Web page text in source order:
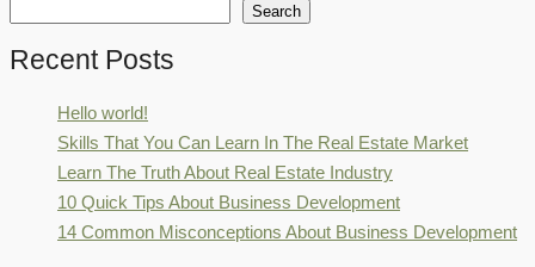
Search
Recent Posts
Hello world!
Skills That You Can Learn In The Real Estate Market
Learn The Truth About Real Estate Industry
10 Quick Tips About Business Development
14 Common Misconceptions About Business Development